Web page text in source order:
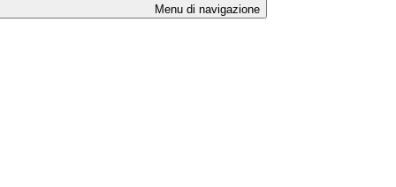
Menu di navigazione